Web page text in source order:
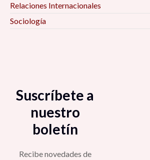
Relaciones Internacionales
Sociología
Suscríbete a
nuestro
boletín
Recibe novedades de